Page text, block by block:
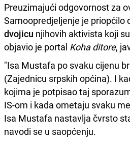
Preuzimajući odgovornost za
Samoopredjeljenje je priopćilo
dvojicu njihovih aktivista koji
objavio je portal Koha ditore,
"Isa Mustafa po svaku cijenu
(Zajednicu srpskih općina). I
kojima je potpisao taj
IS-om i kada ometaju svaku
Isa Mustafa nastavlja čvrsto
navodi se u saopćenju.